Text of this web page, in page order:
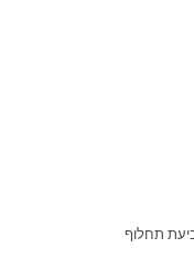
תחלוף